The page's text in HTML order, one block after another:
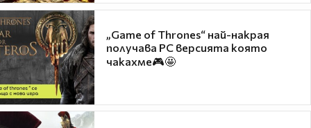
„Game of Thrones“ най-накрая
получава PC версията която
чакахме🎮🤩